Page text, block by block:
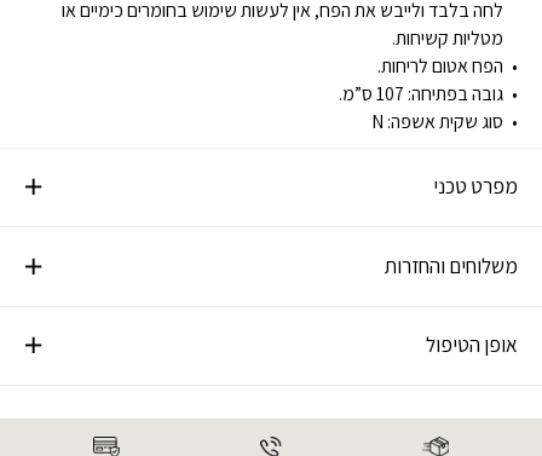
לחה בלבד ולייבש את הפח, אין לעשות שימוש בחומרים כימיים או
מטליות קשיחות.
הפח אטום לריחות.
גובה בפתיחה: 107
ס”מ.
סוג שקית אשפה: N
מפרט טכני
משלוחים והחזרות
אופן הטיפול